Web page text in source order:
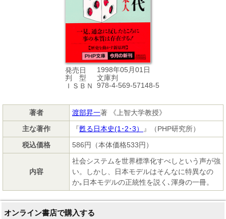
発売日
1998年05月01日
判 型
文庫判
ＩＳＢＮ
978-4-569-57148-5
著者 渡部昇一著 《上智大学教授》
主な著作
『甦る日本史(1･2･3）
』（PHP研究所）
税込価格
586円（本体価格533円）
内容
社会システムを世界標準化すべしという声が強
い。しかし、日本モデルはそんなに特異なの
か｡日本モデルの正統性を説く､渾身の一冊。
オンライン書店で購入する